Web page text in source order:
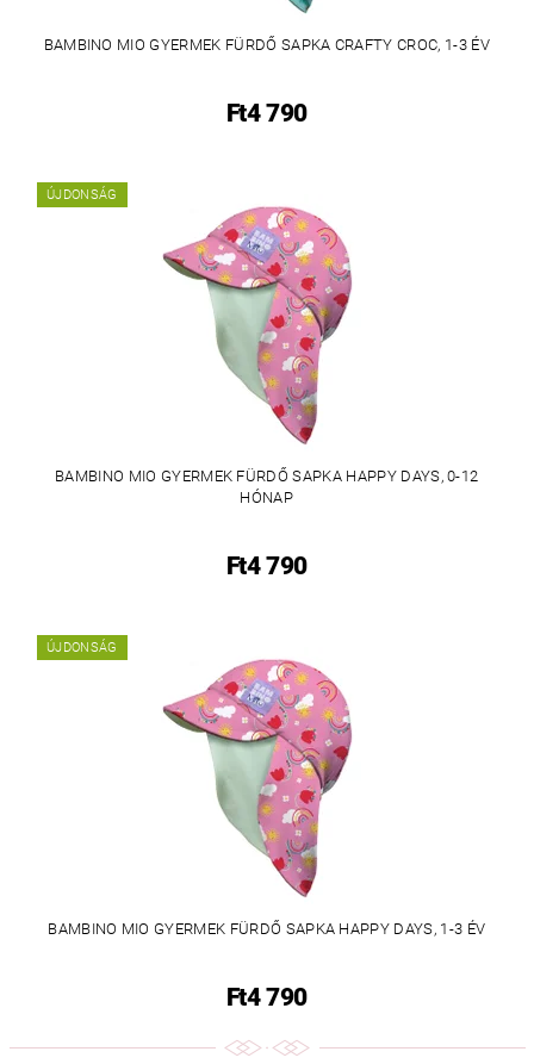
BAMBINO MIO GYERMEK FÜRDŐ SAPKA CRAFTY CROC, 1-3 ÉV
Ft4 790
ÚJDONSÁG
BAMBINO MIO GYERMEK FÜRDŐ SAPKA HAPPY DAYS, 0-12
HÓNAP
Ft4 790
ÚJDONSÁG
BAMBINO MIO GYERMEK FÜRDŐ SAPKA HAPPY DAYS, 1-3 ÉV
Ft4 790